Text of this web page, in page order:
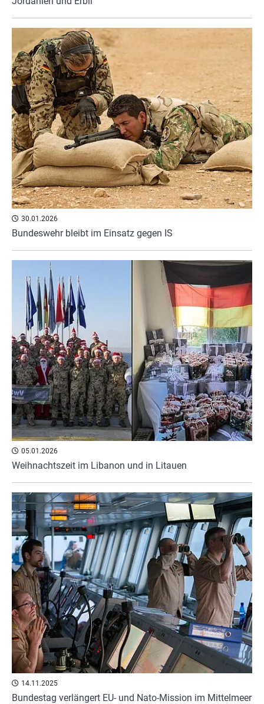
30.01.2026
Bundeswehr bleibt im Einsatz gegen IS
05.01.2026
Weihnachtszeit im Libanon und in Litauen
14.11.2025
Bundestag verlängert EU- und Nato-Mission im Mittelmeer